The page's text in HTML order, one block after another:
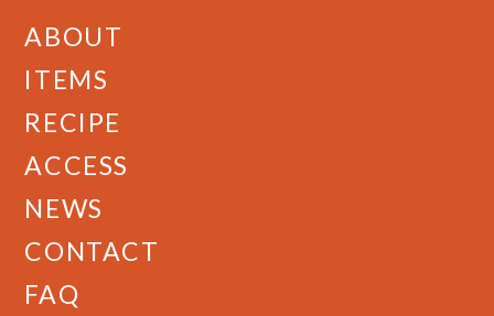
ABOUT
ITEMS
RECIPE
ACCESS
NEWS
CONTACT
FAQ